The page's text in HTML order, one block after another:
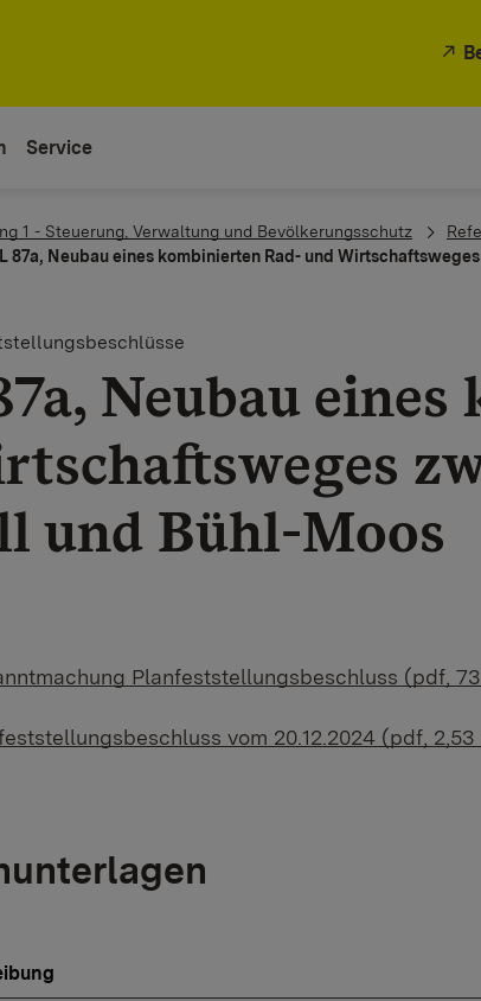
Service
1 - Steuerung, Verwaltung und Bevölkerungsschutz
L 87a, Neubau eines kombinierten Rad- und
Neubau
und Bühl-Moos
Planfeststellungsbeschluss (pdf,
vom 20.12.2024 (pdf, 2,53